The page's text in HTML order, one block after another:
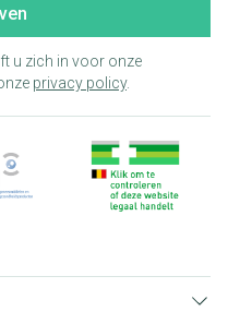
u zich in voor onze
privacy policy.